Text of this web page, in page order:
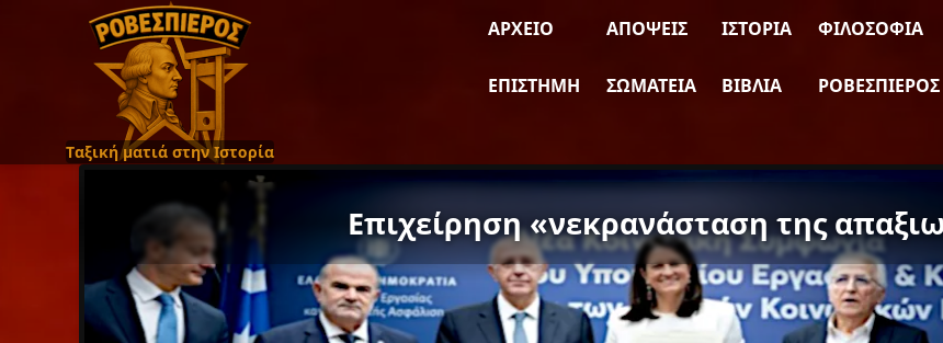
Ταξική ματιά στην Ιστορία
ΑΡΧΕΊΟ ΑΠΌΨΕΙΣ ΙΣΤΟΡΊΑ ΦΙΛΟΣΟΦΊΑ
ΕΠΙΣΤΉΜΗ ΣΩΜΑΤΕΊΑ ΒΙΒΛΊΑ ΡΟΒΕΣΠΙΈΡΟΣ
Επιχείρηση «νεκρανάσταση της